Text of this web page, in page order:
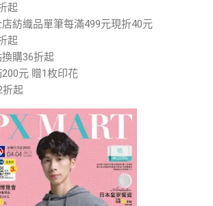
起
紡織品單筆每滿499元現折40元
起
購36折起
元 贈1枚印花
折起